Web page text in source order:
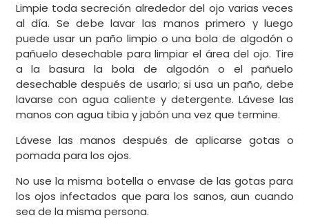
Limpie toda secreción alrededor del ojo varias veces
al día. Se debe lavar las manos primero y luego
puede usar un paño limpio o una bola de algodón o
pañuelo desechable para limpiar el área del ojo. Tire
a la basura la bola de algodón o el pañuelo
desechable después de usarlo; si usa un paño, debe
lavarse con agua caliente y detergente. Lávese las
manos con agua tibia y jabón una vez que termine.
Lávese las manos después de aplicarse gotas o
pomada para los ojos.
No use la misma botella o envase de las gotas para
los ojos infectados que para los sanos, aun cuando
sea de la misma persona.